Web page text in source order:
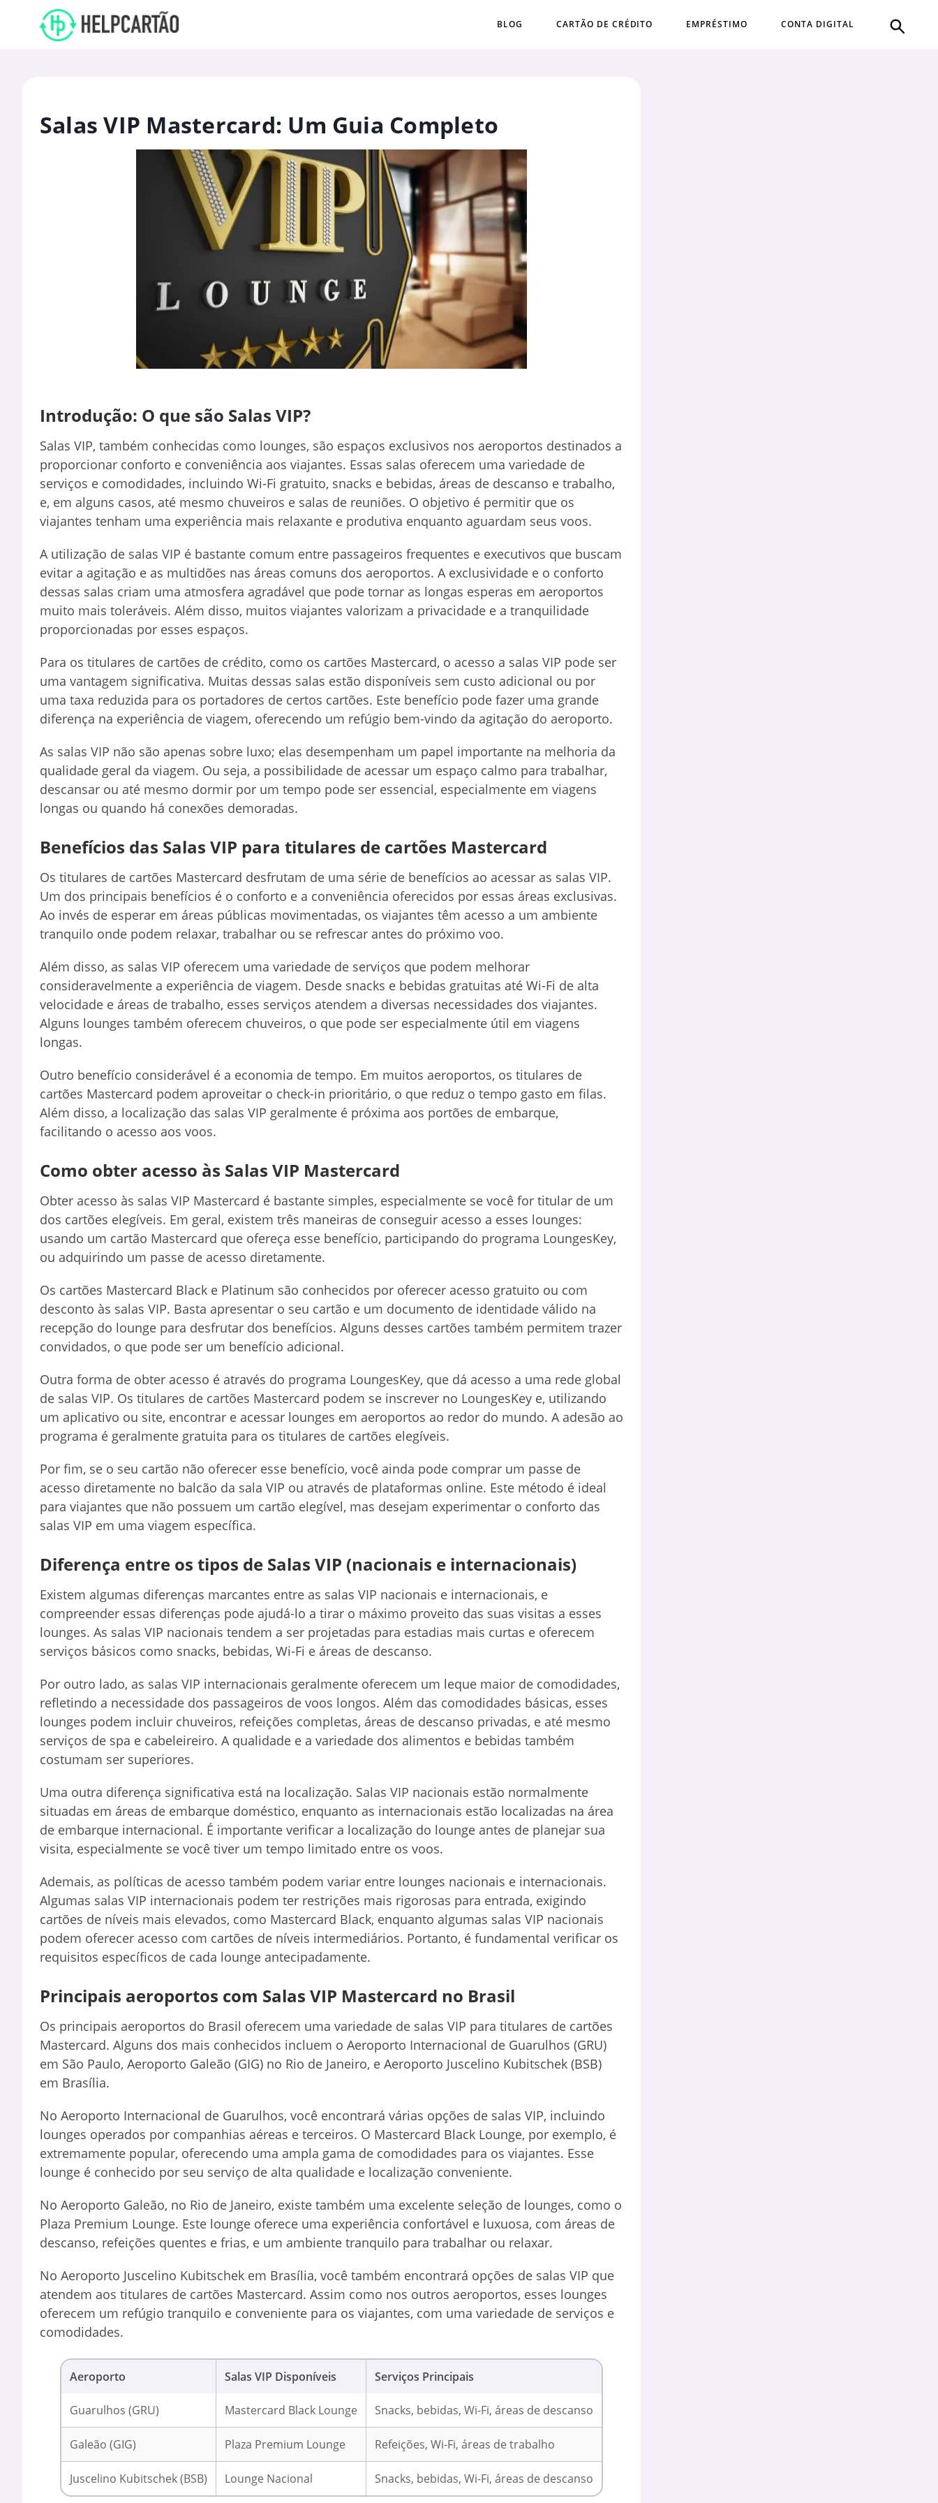
BLOG CARTÃO DE CRÉDITO EMPRÉSTIMO CONTA DIGITAL
Salas VIP Mastercard: Um Guia Completo
Introdução: O que são Salas VIP?
Salas VIP, também conhecidas como lounges, são espaços exclusivos nos aeroportos destinados a
proporcionar conforto e conveniência aos viajantes. Essas salas oferecem uma variedade de
serviços e comodidades, incluindo Wi-Fi gratuito, snacks e bebidas, áreas de descanso e trabalho,
e, em alguns casos, até mesmo chuveiros e salas de reuniões. O objetivo é permitir que os
viajantes tenham uma experiência mais relaxante e produtiva enquanto aguardam seus voos.
A utilização de salas VIP é bastante comum entre passageiros frequentes e executivos que buscam
evitar a agitação e as multidões nas áreas comuns dos aeroportos. A exclusividade e o conforto
dessas salas criam uma atmosfera agradável que pode tornar as longas esperas em aeroportos
muito mais toleráveis. Além disso, muitos viajantes valorizam a privacidade e a tranquilidade
proporcionadas por esses espaços.
Para os titulares de cartões de crédito, como os cartões Mastercard, o acesso a salas VIP pode ser
uma vantagem significativa. Muitas dessas salas estão disponíveis sem custo adicional ou por
uma taxa reduzida para os portadores de certos cartões. Este benefício pode fazer uma grande
diferença na experiência de viagem, oferecendo um refúgio bem-vindo da agitação do aeroporto.
As salas VIP não são apenas sobre luxo; elas desempenham um papel importante na melhoria da
qualidade geral da viagem. Ou seja, a possibilidade de acessar um espaço calmo para trabalhar,
descansar ou até mesmo dormir por um tempo pode ser essencial, especialmente em viagens
longas ou quando há conexões demoradas.
Benefícios das Salas VIP para titulares de cartões Mastercard
Os titulares de cartões Mastercard desfrutam de uma série de benefícios ao acessar as salas VIP.
Um dos principais benefícios é o conforto e a conveniência oferecidos por essas áreas exclusivas.
Ao invés de esperar em áreas públicas movimentadas, os viajantes têm acesso a um ambiente
tranquilo onde podem relaxar, trabalhar ou se refrescar antes do próximo voo.
Além disso, as salas VIP oferecem uma variedade de serviços que podem melhorar
consideravelmente a experiência de viagem. Desde snacks e bebidas gratuitas até Wi-Fi de alta
velocidade e áreas de trabalho, esses serviços atendem a diversas necessidades dos viajantes.
Alguns lounges também oferecem chuveiros, o que pode ser especialmente útil em viagens
longas.
Outro benefício considerável é a economia de tempo. Em muitos aeroportos, os titulares de
cartões Mastercard podem aproveitar o check-in prioritário, o que reduz o tempo gasto em filas.
Além disso, a localização das salas VIP geralmente é próxima aos portões de embarque,
facilitando o acesso aos voos.
Como obter acesso às Salas VIP Mastercard
Obter acesso às salas VIP Mastercard é bastante simples, especialmente se você for titular de um
dos cartões elegíveis. Em geral, existem três maneiras de conseguir acesso a esses lounges:
usando um cartão Mastercard que ofereça esse benefício, participando do programa LoungesKey,
ou adquirindo um passe de acesso diretamente.
Os cartões Mastercard Black e Platinum são conhecidos por oferecer acesso gratuito ou com
desconto às salas VIP. Basta apresentar o seu cartão e um documento de identidade válido na
recepção do lounge para desfrutar dos benefícios. Alguns desses cartões também permitem trazer
convidados, o que pode ser um benefício adicional.
Outra forma de obter acesso é através do programa LoungesKey, que dá acesso a uma rede global
de salas VIP. Os titulares de cartões Mastercard podem se inscrever no LoungesKey e, utilizando
um aplicativo ou site, encontrar e acessar lounges em aeroportos ao redor do mundo. A adesão ao
programa é geralmente gratuita para os titulares de cartões elegíveis.
Por fim, se o seu cartão não oferecer esse benefício, você ainda pode comprar um passe de
acesso diretamente no balcão da sala VIP ou através de plataformas online. Este método é ideal
para viajantes que não possuem um cartão elegível, mas desejam experimentar o conforto das
salas VIP em uma viagem específica.
Diferença entre os tipos de Salas VIP (nacionais e internacionais)
Existem algumas diferenças marcantes entre as salas VIP nacionais e internacionais, e
compreender essas diferenças pode ajudá-lo a tirar o máximo proveito das suas visitas a esses
lounges. As salas VIP nacionais tendem a ser projetadas para estadias mais curtas e oferecem
serviços básicos como snacks, bebidas, Wi-Fi e áreas de descanso.
Por outro lado, as salas VIP internacionais geralmente oferecem um leque maior de comodidades,
refletindo a necessidade dos passageiros de voos longos. Além das comodidades básicas, esses
lounges podem incluir chuveiros, refeições completas, áreas de descanso privadas, e até mesmo
serviços de spa e cabeleireiro. A qualidade e a variedade dos alimentos e bebidas também
costumam ser superiores.
Uma outra diferença significativa está na localização. Salas VIP nacionais estão normalmente
situadas em áreas de embarque doméstico, enquanto as internacionais estão localizadas na área
de embarque internacional. É importante verificar a localização do lounge antes de planejar sua
visita, especialmente se você tiver um tempo limitado entre os voos.
Ademais, as políticas de acesso também podem variar entre lounges nacionais e internacionais.
Algumas salas VIP internacionais podem ter restrições mais rigorosas para entrada, exigindo
cartões de níveis mais elevados, como Mastercard Black, enquanto algumas salas VIP nacionais
podem oferecer acesso com cartões de níveis intermediários. Portanto, é fundamental verificar os
requisitos específicos de cada lounge antecipadamente.
Principais aeroportos com Salas VIP Mastercard no Brasil
Os principais aeroportos do Brasil oferecem uma variedade de salas VIP para titulares de cartões
Mastercard. Alguns dos mais conhecidos incluem o Aeroporto Internacional de Guarulhos (GRU)
em São Paulo, Aeroporto Galeão (GIG) no Rio de Janeiro, e Aeroporto Juscelino Kubitschek (BSB)
em Brasília.
No Aeroporto Internacional de Guarulhos, você encontrará várias opções de salas VIP, incluindo
lounges operados por companhias aéreas e terceiros. O Mastercard Black Lounge, por exemplo, é
extremamente popular, oferecendo uma ampla gama de comodidades para os viajantes. Esse
lounge é conhecido por seu serviço de alta qualidade e localização conveniente.
No Aeroporto Galeão, no Rio de Janeiro, existe também uma excelente seleção de lounges, como o
Plaza Premium Lounge. Este lounge oferece uma experiência confortável e luxuosa, com áreas de
descanso, refeições quentes e frias, e um ambiente tranquilo para trabalhar ou relaxar.
No Aeroporto Juscelino Kubitschek em Brasília, você também encontrará opções de salas VIP que
atendem aos titulares de cartões Mastercard. Assim como nos outros aeroportos, esses lounges
oferecem um refúgio tranquilo e conveniente para os viajantes, com uma variedade de serviços e
comodidades.
Aeroporto Salas VIP Disponíveis Serviços Principais
Guarulhos (GRU) Mastercard Black Lounge Snacks, bebidas, Wi-Fi, áreas de descanso
Galeão (GIG) Plaza Premium Lounge Refeições, Wi-Fi, áreas de trabalho
Juscelino Kubitschek (BSB) Lounge Nacional Snacks, bebidas, Wi-Fi, áreas de descanso